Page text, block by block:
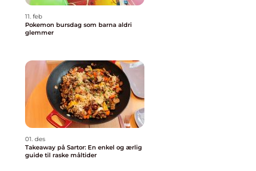
11. feb
Pokemon bursdag som barna aldri
glemmer
01. des
Takeaway på Sartor: En enkel og ærlig
guide til raske måltider